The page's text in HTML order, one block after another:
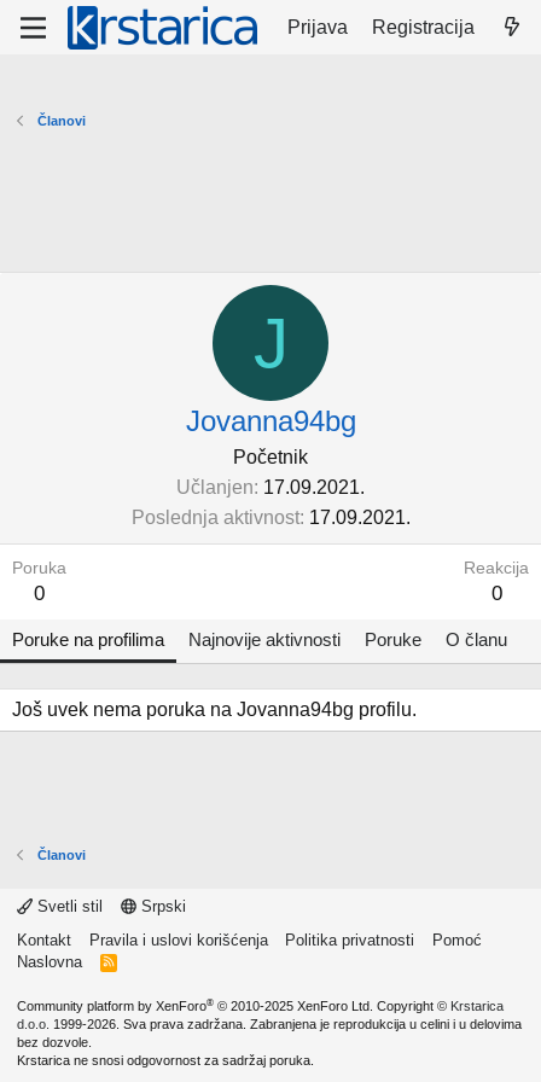
Prijava Registracija
Članovi
J
Jovanna94bg
Početnik
Učlanjen 17.09.2021.
Poslednja aktivnost 17.09.2021.
Poruka
0
Reakcija
0
Poruke na profilima Najnovije aktivnosti Poruke O članu
Još uvek nema poruka na Jovanna94bg profilu.
Članovi
Svetli stil
Srpski
Kontakt
Pravila i uslovi korišćenja Politika privatnosti
Pomoć
Naslovna
R
Community platform by XenForo® © 2010-2025 XenForo Ltd. Copyright © Krstarica
d.o.o. 1999-2026. Sva prava zadržana. Zabranjena je reprodukcija u celini i u delovima
bez dozvole.
Krstarica ne snosi odgovornost za sadržaj poruka.